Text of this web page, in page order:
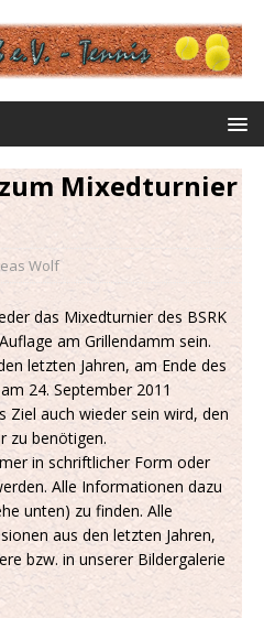
Mixedturnier
Wolf
das Mixedturnier des BSRK
am Grillendamm sein.
letzten Jahren, am Ende des
24. September 2011
Ziel auch wieder sein wird, den
zu benötigen.
in schriftlicher Form oder
Alle Informationen dazu
unten) zu finden. Alle
aus den letzten Jahren,
bzw. in unserer Bildergalerie